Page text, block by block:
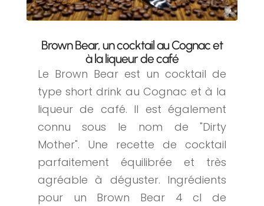
Brown Bear, un cocktail au Cognac et
à la liqueur de café
Le Brown Bear est un cocktail de
type short drink au Cognac et à la
liqueur de café. Il est également
connu sous le nom de "Dirty
Mother". Une recette de cocktail
parfaitement équilibrée et très
agréable à déguster. Ingrédients
pour un Brown Bear 4 cl de